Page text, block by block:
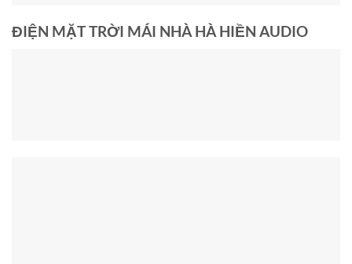
ĐIỆN MẶT TRỜI MÁI NHÀ HÀ HIỀN AUDIO